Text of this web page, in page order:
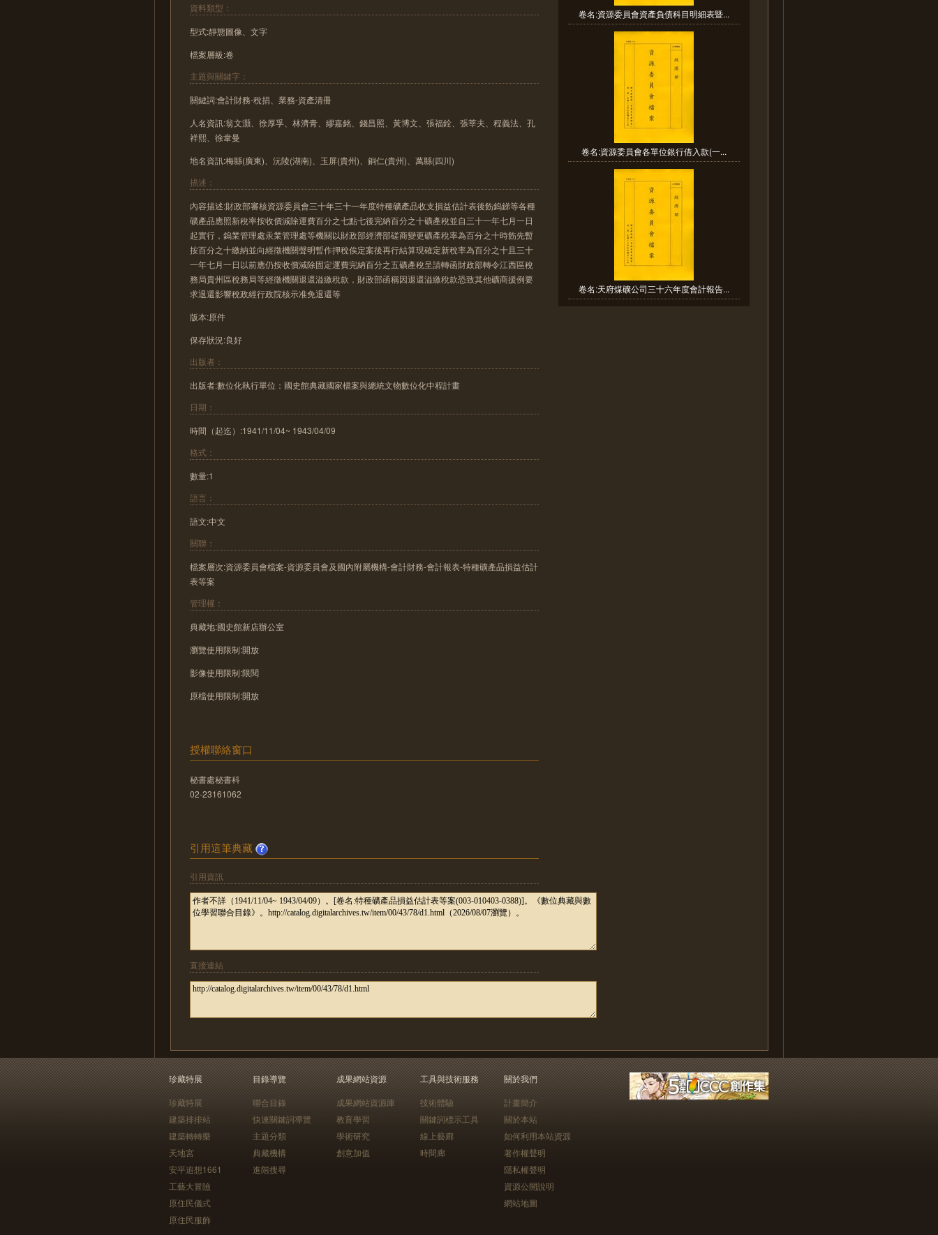
資料類型：
型式:靜態圖像、文字
檔案層級:卷
主題與關鍵字：
關鍵詞:會計財務-稅捐、業務-資產清冊
人名資訊:翁文灝、徐厚孚、林濟青、繆嘉銘、錢昌照、黃博文、張福銓、張莘夫、程義法、孔
祥熙、徐韋曼
地名資訊:梅縣(廣東)、沅陵(湖南)、玉屏(貴州)、銅仁(貴州)、萬縣(四川)
描述：
內容描述:財政部審核資源委員會三十年三十一年度特種礦產品收支損益估計表後飭鎢銻等各種
礦產品應照新稅率按收價減除運費百分之七點七後完納百分之十礦產稅並自三十一年七月一日
起實行，鎢業管理處汞業管理處等機關以財政部經濟部磋商變更礦產稅率為百分之十時飭先暫
按百分之十繳納並向經徵機關聲明暫作押稅俟定案後再行結算現確定新稅率為百分之十且三十
一年七月一日以前應仍按收價減除固定運費完納百分之五礦產稅呈請轉函財政部轉令江西區稅
務局貴州區稅務局等經徵機關退還溢繳稅款，財政部函稱因退還溢繳稅款恐致其他礦商援例要
求退還影響稅政經行政院核示准免退還等
版本:原件
保存狀況:良好
出版者：
出版者:數位化執行單位：國史館典藏國家檔案與總統文物數位化中程計畫
日期：
時間（起迄）:1941/11/04~ 1943/04/09
格式：
數量:1
語言：
語文:中文
關聯：
檔案層次:資源委員會檔案-資源委員會及國內附屬機構-會計財務-會計報表-特種礦產品損益估計
表等案
管理權：
典藏地:國史館新店辦公室
瀏覽使用限制:開放
影像使用限制:限閱
原檔使用限制:開放
授權聯絡窗口
秘書處秘書科
02-23161062
引用這筆典藏
引用資訊
直接連結
卷名:資源委員會資產負債科目明細表暨...
卷名:資源委員會各單位銀行借入款(一...
卷名:天府煤礦公司三十六年度會計報告...
珍藏特展
珍藏特展
建築排排站
建築轉轉樂
天地宮
安平追想1661
工藝大冒險
原住民儀式
原住民服飾
目錄導覽
聯合目錄
快速關鍵詞導覽
主題分類
典藏機構
進階搜尋
成果網站資源
成果網站資源庫
教育學習
學術研究
創意加值
工具與技術服務
技術體驗
關鍵詞標示工具
線上藝廊
時間廊
關於我們
計畫簡介
關於本站
如何利用本站資源
著作權聲明
隱私權聲明
資源公開說明
網站地圖